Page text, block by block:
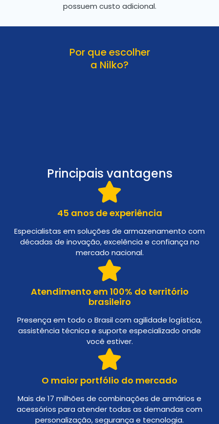
possuem custo adicional.
Por que escolher
a Nilko?
Principais vantagens
45 anos de experiência
Especialistas em soluções de armazenamento com
décadas de inovação, excelência e confiança no
mercado nacional.
Atendimento em 100% do território
brasileiro
Presença em todo o Brasil com agilidade logística,
assistência técnica e suporte especializado onde
você estiver.
O maior portfólio do mercado
Mais de 17 milhões de combinações de armários e
acessórios para atender todas as demandas com
personalização, segurança e tecnologia.